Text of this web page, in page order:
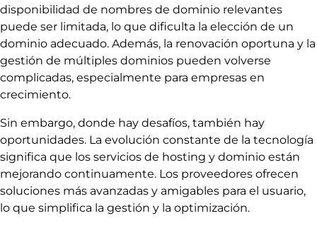
disponibilidad de nombres de dominio relevantes
puede ser limitada, lo que dificulta la elección de un
dominio adecuado. Además, la renovación oportuna y la
gestión de múltiples dominios pueden volverse
complicadas, especialmente para empresas en
crecimiento.
Sin embargo, donde hay desafíos, también hay
oportunidades. La evolución constante de la tecnología
significa que los servicios de hosting y dominio están
mejorando continuamente. Los proveedores ofrecen
soluciones más avanzadas y amigables para el usuario,
lo que simplifica la gestión y la optimización.